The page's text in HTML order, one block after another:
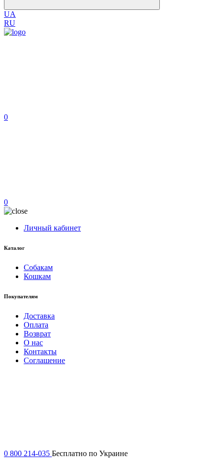
UA
RU
0
0
Личный кабинет
Каталог
Собакам
Кошкам
Покупателям
Доставка
Оплата
Возврат
О нас
Контакты
Соглашение
0 800 214-035 Бесплатно по Украине